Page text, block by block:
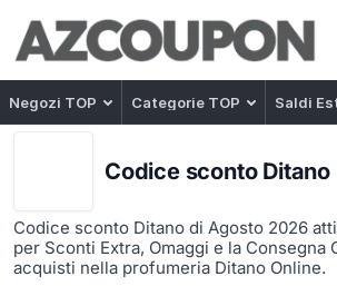
Negozi TOP Categorie TOP Saldi
Codice sconto Ditano
Codice sconto Ditano di Agosto 2026
per Sconti Extra, Omaggi e la Consegna
acquisti nella profumeria Ditano Online.